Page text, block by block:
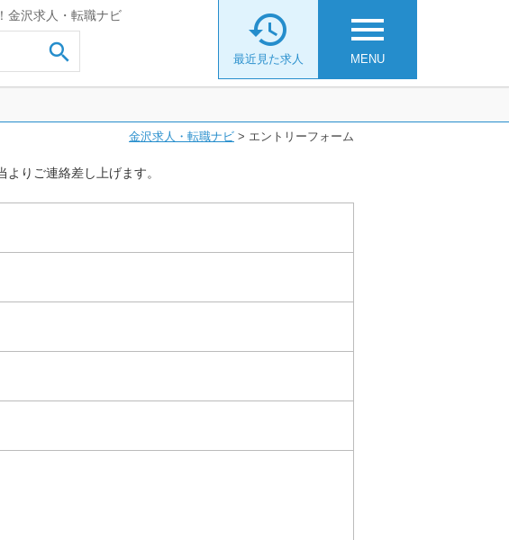
金沢求人・転職ナビ

menu
MENU

最近見た求人
金沢求人・転職ナビ > エントリーフォーム
りご連絡差し上げます。